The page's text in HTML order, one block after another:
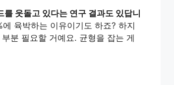
웃돌고 있다는 연구 결과도 있답니
육박하는 이유이기도 하죠? 하지
분 필요할 거예요. 균형을 잡는 게